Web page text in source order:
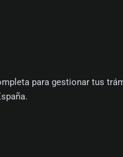
para gestionar tus